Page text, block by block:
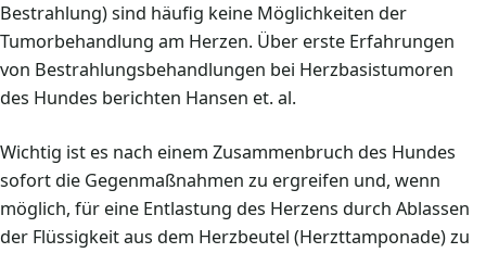
Bestrahlung) sind häufig keine Möglichkeiten der
Tumorbehandlung am Herzen. Über erste Erfahrungen
von Bestrahlungsbehandlungen bei Herzbasistumoren
des Hundes berichten Hansen et. al.
Wichtig ist es nach einem Zusammenbruch des Hundes
sofort die Gegenmaßnahmen zu ergreifen und, wenn
möglich, für eine Entlastung des Herzens durch Ablassen
der Flüssigkeit aus dem Herzbeutel (Herzttamponade) zu